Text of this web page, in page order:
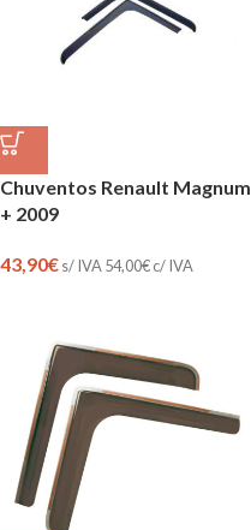
Chuventos Renault Magnum
+ 2009
43,90€s/ IVA 54,00€c/ IVA